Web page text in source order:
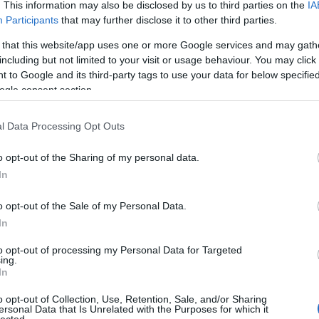
This information may also be disclosed by us to third parties on the
Participants that may further disclose it to other third parties.
that this website/app uses one or more Google services and may
but not limited to your visit or usage behaviour. You may
to Google and its third-party tags to use your data for below
consent section.
Data Processing Opt Outs
opt-out of the Sharing of my personal data.
opt-out of the Sale of my Personal Data.
opt-out of processing my Personal Data for Targeted
opt-out of Collection, Use, Retention, Sale, and/or Sharing
Data that Is Unrelated with the Purposes for which it
BEJEGYZÉSEK:
Újra és újra és